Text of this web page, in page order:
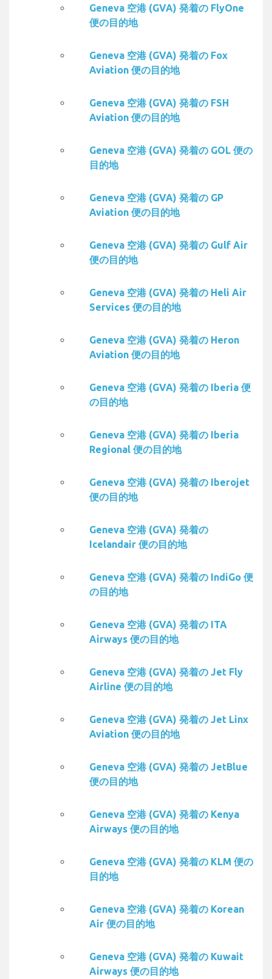
Geneva 空港 (GVA) 発着の FlyOne
便の目的地
Geneva 空港 (GVA) 発着の Fox
Aviation 便の目的地
Geneva 空港 (GVA) 発着の FSH
Aviation 便の目的地
Geneva 空港 (GVA) 発着の GOL 便の
目的地
Geneva 空港 (GVA) 発着の GP
Aviation 便の目的地
Geneva 空港 (GVA) 発着の Gulf Air
便の目的地
Geneva 空港 (GVA) 発着の Heli Air
Services 便の目的地
Geneva 空港 (GVA) 発着の Heron
Aviation 便の目的地
Geneva 空港 (GVA) 発着の Iberia 便
の目的地
Geneva 空港 (GVA) 発着の Iberia
Regional 便の目的地
Geneva 空港 (GVA) 発着の Iberojet
便の目的地
Geneva 空港 (GVA) 発着の
Icelandair 便の目的地
Geneva 空港 (GVA) 発着の IndiGo 便
の目的地
Geneva 空港 (GVA) 発着の ITA
Airways 便の目的地
Geneva 空港 (GVA) 発着の Jet Fly
Airline 便の目的地
Geneva 空港 (GVA) 発着の Jet Linx
Aviation 便の目的地
Geneva 空港 (GVA) 発着の JetBlue
便の目的地
Geneva 空港 (GVA) 発着の Kenya
Airways 便の目的地
Geneva 空港 (GVA) 発着の KLM 便の
目的地
Geneva 空港 (GVA) 発着の Korean
Air 便の目的地
Geneva 空港 (GVA) 発着の Kuwait
Airways 便の目的地